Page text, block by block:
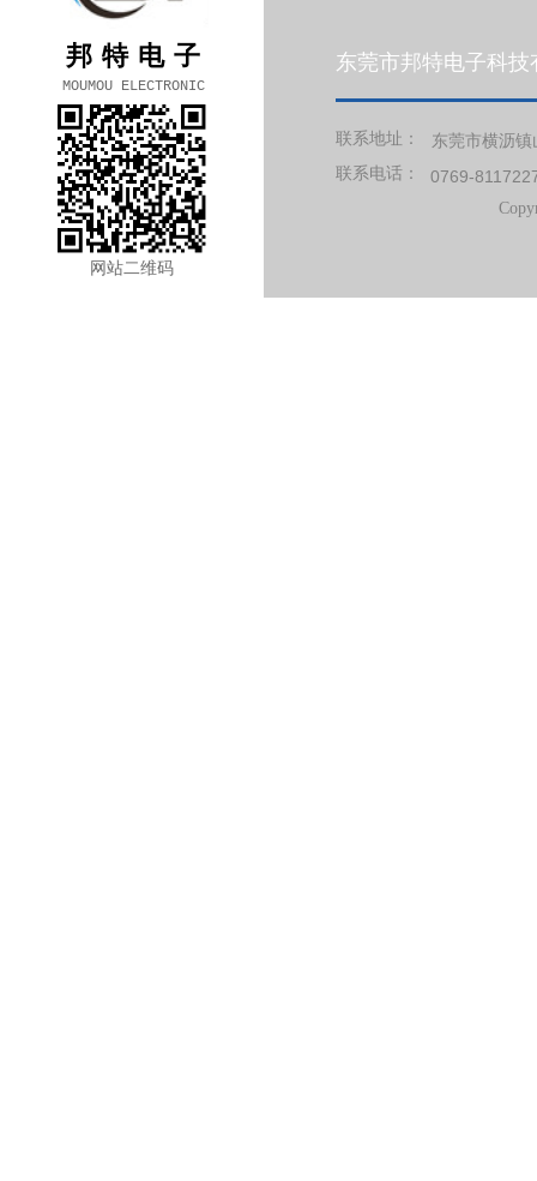
联系地址：
东莞市横沥镇
联系电话：
东莞市邦特电子科技
邦特电子
MOUMOU ELECTRONIC
0769-
网站二维码